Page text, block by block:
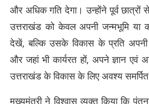
और अधिक गति देगा। उन्होंने पूर्व छात्रों
उत्तराखंड को केवल अपनी जन्मभूमि या
देखें, बल्कि उसके विकास के प्रति अपनी
और जहां भी कार्यरत हों, अपने ज्ञान एवं
उत्तराखंड के विकास के लिए अवश्य
मुख्यमंत्री ने विश्वास व्यक्त किया कि